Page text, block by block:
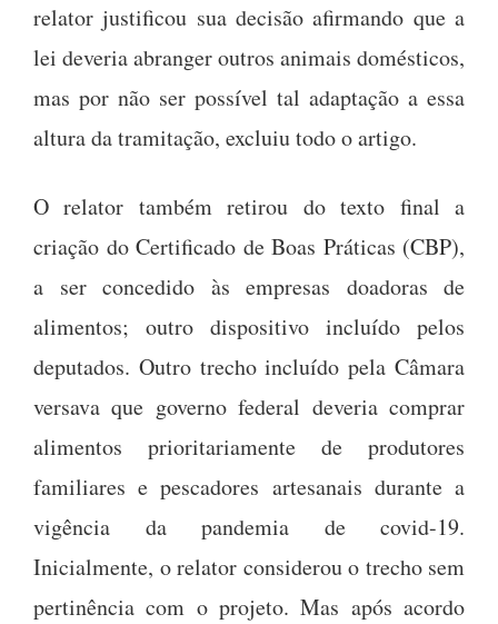
relator justificou sua decisão afirmando que a
lei deveria abranger outros animais domésticos,
mas por não ser possível tal adaptação a essa
altura da tramitação, excluiu todo o artigo.
O relator também retirou do texto final a
criação do Certificado de Boas Práticas (CBP),
a ser concedido às empresas doadoras de
alimentos; outro dispositivo incluído pelos
deputados. Outro trecho incluído pela Câmara
versava que governo federal deveria comprar
alimentos prioritariamente de produtores
familiares e pescadores artesanais durante a
vigência da pandemia de covid-19.
Inicialmente, o relator considerou o trecho sem
pertinência com o projeto. Mas após acordo